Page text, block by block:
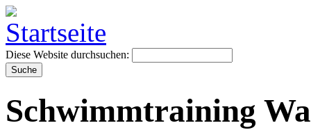
Diese Website durchsuchen:
Schwimmtraining